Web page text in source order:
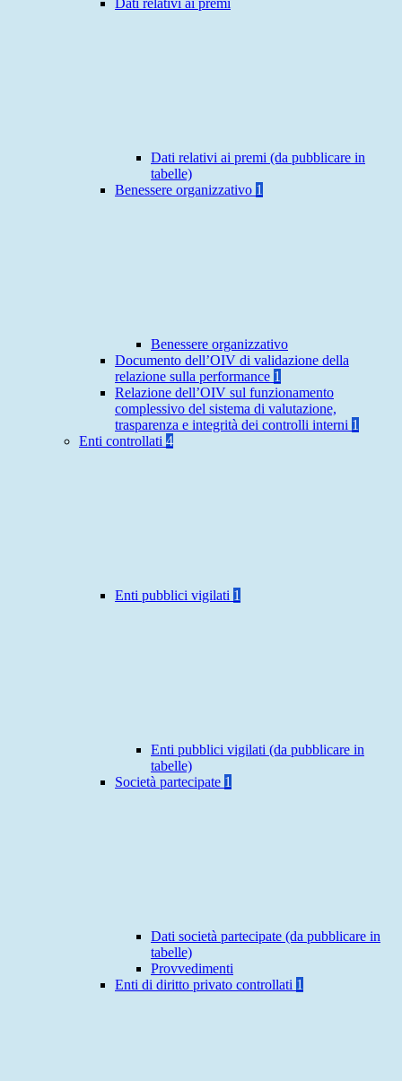
Dati relativi ai premi
Dati relativi ai premi (da pubblicare in
tabelle)
Benessere organizzativo 1
Benessere organizzativo
Documento dell’OIV di validazione della
relazione sulla performance 1
Relazione dell’OIV sul funzionamento
complessivo del sistema di valutazione,
trasparenza e integrità dei controlli interni 1
Enti controllati 4
Enti pubblici vigilati 1
Enti pubblici vigilati (da pubblicare in
tabelle)
Società partecipate 1
Dati società partecipate (da pubblicare in
tabelle)
Provvedimenti
Enti di diritto privato controllati 1